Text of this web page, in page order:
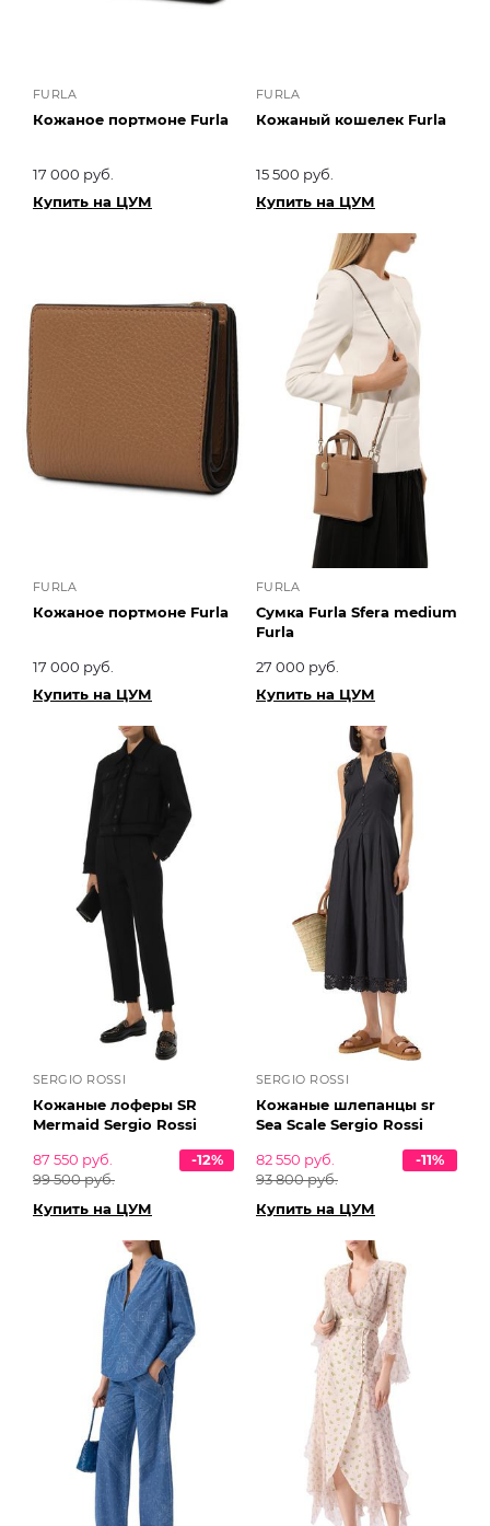
FURLA
Кожаное портмоне Furla
17 000 руб.
Купить на ЦУМ
FURLA
Кожаный кошелек Furla
15 500 руб.
Купить на ЦУМ
FURLA
Кожаное портмоне Furla
17 000 руб.
Купить на ЦУМ
FURLA
Сумка Furla Sfera medium
Furla
27 000 руб.
Купить на ЦУМ
SERGIO ROSSI
Кожаные лоферы SR
Mermaid Sergio Rossi
87 550 руб.
99 500 руб.
-12%
Купить на ЦУМ
SERGIO ROSSI
Кожаные шлепанцы sr
Sea Scale Sergio Rossi
82 550 руб.
93 800 руб.
-11%
Купить на ЦУМ